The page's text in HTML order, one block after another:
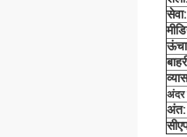
सेवा:
अंदर
अंत: